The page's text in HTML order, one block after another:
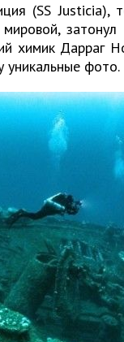
(SS Justicia),
химик Дарраг
уникальные фото.